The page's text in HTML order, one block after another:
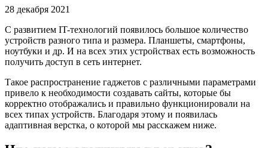
28 декабря 2021
С развитием IT-технологий появилось большое количество
устройств разного типа и размера. Планшеты, смартфоны,
ноутбуки и др. И на всех этих устройствах есть возможность
получить доступ в сеть интернет.
Такое распространение гаджетов с различными параметрами
привело к необходимости создавать сайты, которые бы
корректно отображались и правильно функционировали на
всех типах устройств. Благодаря этому и появилась
адаптивная верстка, о которой мы расскажем ниже.